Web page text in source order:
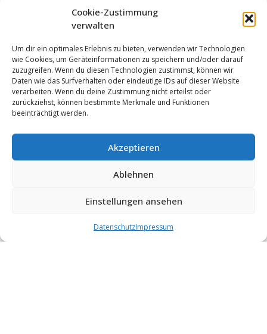
Cookie-Zustimmung
verwalten
Um dir ein optimales Erlebnis zu bieten, verwenden wir Technologien
wie Cookies, um Geräteinformationen zu speichern und/oder darauf
zuzugreifen. Wenn du diesen Technologien zustimmst, können wir
Daten wie das Surfverhalten oder eindeutige IDs auf dieser Website
verarbeiten. Wenn du deine Zustimmung nicht erteilst oder
zurückziehst, können bestimmte Merkmale und Funktionen
beeinträchtigt werden.
Akzeptieren
Ablehnen
Einstellungen ansehen
DatenschutzImpressum
ERFOLGREICHES SAISONENDE DER
SEKTION VOLLEYBALL